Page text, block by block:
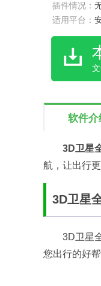
插件情况：
适用平台：
软件介
3D卫星
航，让出行更
3D卫星
3D卫星
您出行的好帮